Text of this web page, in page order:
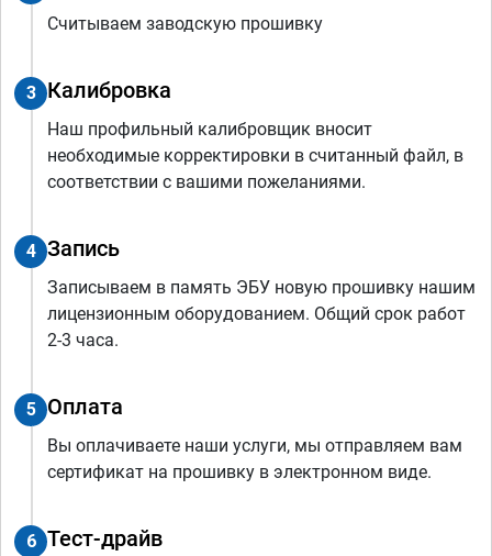
Считываем заводскую прошивку
3 Калибровка
Наш профильный калибровщик вносит
необходимые корректировки в считанный файл, в
соответствии с вашими пожеланиями.
4 Запись
Записываем в память ЭБУ новую прошивку нашим
лицензионным оборудованием. Общий срок работ
2-3 часа.
5 Оплата
Вы оплачиваете наши услуги, мы отправляем вам
сертификат на прошивку в электронном виде.
6 Тест-драйв